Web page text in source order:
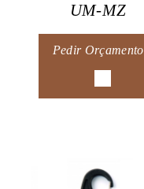
UM-MZ
Pedir Orçamento